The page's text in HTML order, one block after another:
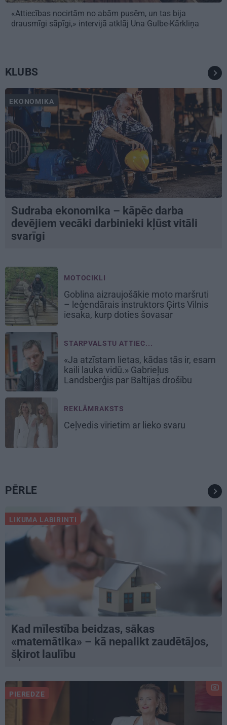
«Attiecības nocirtām no abām pusēm, un tas bija
drausmīgi sāpīgi,» intervijā atklāj Una Gulbe-Kārkliņa
KLUBS
EKONOMIKA
Sudraba ekonomika – kāpēc darba
devējiem vecāki darbinieki kļūst vitāli
svarīgi
MOTOCIKLI
Goblina aizraujošākie moto maršruti
– leģendārais instruktors Ģirts Vilnis
iesaka, kurp doties šovasar
STARPVALSTU ATTIEC...
«Ja atzīstam lietas, kādas tās ir, esam
kaili lauka vidū.» Gabrieļus
Landsberģis par Baltijas drošību
REKLĀMRAKSTS
Ceļvedis vīrietim ar lieko svaru
PĒRLE
LIKUMA LABIRINTI
Kad mīlestība beidzas, sākas
«matemātika» – kā nepalikt zaudētājos,
šķirot laulību
PIEREDZE